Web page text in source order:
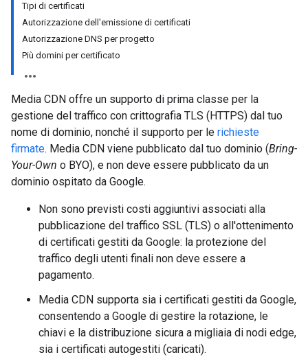
Tipi di certificati
Autorizzazione dell'emissione di certificati
Autorizzazione DNS per progetto
Più domini per certificato
Media CDN offre un supporto di prima classe per la
gestione del traffico con crittografia TLS (HTTPS) dal tuo
nome di dominio, nonché il supporto per le richieste
firmate. Media CDN viene pubblicato dal tuo dominio (Bring-
Your-Own o BYO), e non deve essere pubblicato da un
dominio ospitato da Google.
Non sono previsti costi aggiuntivi associati alla
pubblicazione del traffico SSL (TLS) o all'ottenimento
di certificati gestiti da Google: la protezione del
traffico degli utenti finali non deve essere a
pagamento.
Media CDN supporta sia i certificati gestiti da Google,
consentendo a Google di gestire la rotazione, le
chiavi e la distribuzione sicura a migliaia di nodi edge,
sia i certificati autogestiti (caricati).